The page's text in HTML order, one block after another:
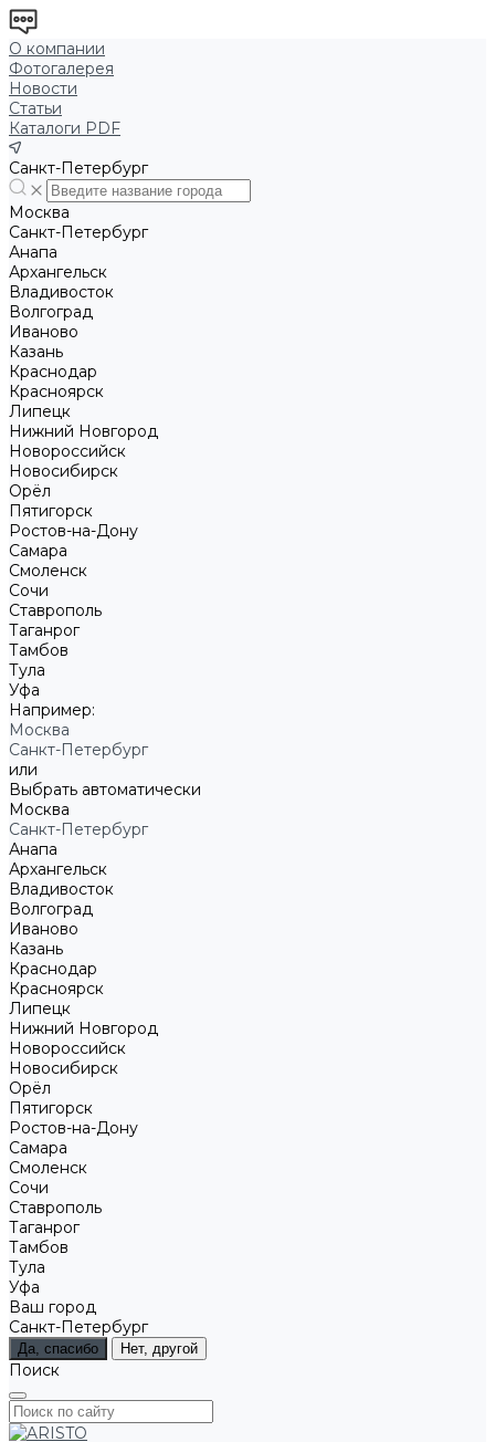
О компании
Фотогалерея
Новости
Статьи
Каталоги PDF
Санкт-Петербург
Москва
Санкт-Петербург
Анапа
Архангельск
Владивосток
Волгоград
Иваново
Казань
Краснодар
Красноярск
Липецк
Нижний Новгород
Новороссийск
Новосибирск
Орёл
Пятигорск
Ростов-на-Дону
Самара
Смоленск
Сочи
Ставрополь
Таганрог
Тамбов
Тула
Уфа
Например:
Москва
Санкт-Петербург
или
Выбрать автоматически
Москва
Санкт-Петербург
Анапа
Архангельск
Владивосток
Волгоград
Иваново
Казань
Краснодар
Красноярск
Липецк
Нижний Новгород
Новороссийск
Новосибирск
Орёл
Пятигорск
Ростов-на-Дону
Самара
Смоленск
Сочи
Ставрополь
Таганрог
Тамбов
Тула
Уфа
Ваш город
Санкт-Петербург
Да, спасибо Нет, другой
Поиск